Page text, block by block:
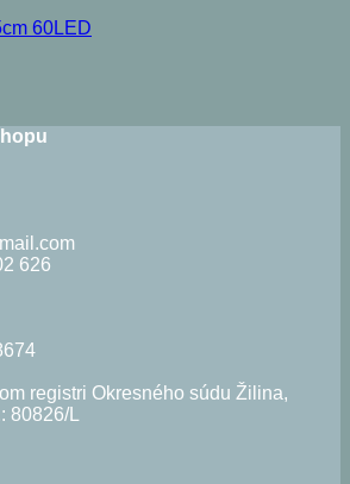
60LED
626
registri Okresného súdu Žilina,
L